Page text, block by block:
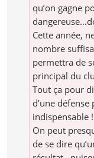
qu’on gagne
Cette année,
nombre
permettra de
principal du
Tout ça pour
d’une
indispensable !
On peut
de se dire